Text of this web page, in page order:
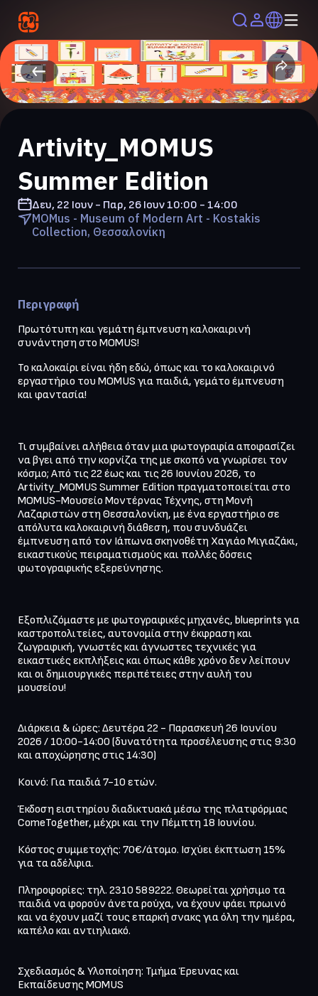
Artivity_MOMUS
Summer Edition
Δευ, 22 Ιουν - Παρ, 26 Ιουν10:00 - 14:00
MOMus - Museum of Modern Art - Kostakis
Collection, Θεσσαλονίκη
Περιγραφή
Πρωτότυπη και γεμάτη έμπνευση καλοκαιρινή
συνάντηση στο MOMUS!
Το καλοκαίρι είναι ήδη εδώ, όπως και το καλοκαιρινό
εργαστήριο του MOMUS για παιδιά, γεμάτο έμπνευση
και φαντασία!
Τι συμβαίνει αλήθεια όταν μια φωτογραφία αποφασίζει
να βγει από την κορνίζα της με σκοπό να γνωρίσει τον
κόσμο; Από τις 22 έως και τις 26 Ιουνίου 2026, το
Artivity_MOMUS Summer Edition πραγματοποιείται στο
MOMUS-Μουσείο Μοντέρνας Τέχνης, στη Μονή
Λαζαριστών στη Θεσσαλονίκη, με ένα εργαστήριο σε
απόλυτα καλοκαιρινή διάθεση, που συνδυάζει
έμπνευση από τον Ιάπωνα σκηνοθέτη Χαγιάο Μιγιαζάκι,
εικαστικούς πειραματισμούς και πολλές δόσεις
φωτογραφικής εξερεύνησης.
Εξοπλιζόμαστε με φωτογραφικές μηχανές, blueprints για
καστροπολιτείες, αυτονομία στην έκφραση και
ζωγραφική, γνωστές και άγνωστες τεχνικές για
εικαστικές εκπλήξεις και όπως κάθε χρόνο δεν λείπουν
και οι δημιουργικές περιπέτειες στην αυλή του
μουσείου!
Διάρκεια & ώρες: Δευτέρα 22 - Παρασκευή 26 Ιουνίου
2026 / 10:00-14:00 (δυνατότητα προσέλευσης στις 9:30
και αποχώρησης στις 14:30)
Κοινό: Για παιδιά 7-10 ετών.
Έκδοση εισιτηρίου διαδικτυακά μέσω της πλατφόρμας
ComeTogether, μέχρι και την Πέμπτη 18 Ιουνίου.
Κόστος συμμετοχής: 70€/άτομο. Ισχύει έκπτωση 15%
για τα αδέλφια.
Πληροφορίες: τηλ. 2310 589222. Θεωρείται χρήσιμο τα
παιδιά να φορούν άνετα ρούχα, να έχουν φάει πρωινό
και να έχουν μαζί τους επαρκή σνακς για όλη την ημέρα,
καπέλο και αντιηλιακό.
Σχεδιασμός & Υλοποίηση: Τμήμα Έρευνας και
Εκπαίδευσης MOMUS